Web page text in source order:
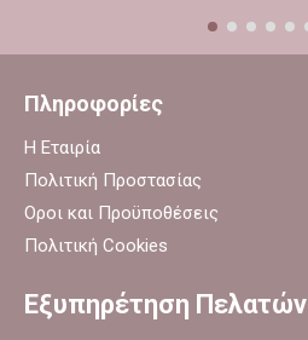
Πληροφορίες
Η Εταιρία
Πολιτική Προστασίας
Οροι και Προϋποθέσεις
Πολιτική Cookies
Εξυπηρέτηση Πελατών